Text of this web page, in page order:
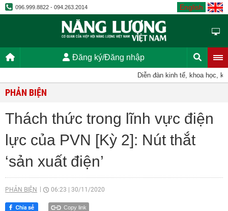
096.999.8822 - 094.263.2014 English
Đăng ký/Đăng nhập
Diễn đàn kinh tế, khoa học, kỹ
PHẢN BIỆN
Thách thức trong lĩnh vực điện
lực của PVN [Kỳ 2]: Nút thắt
‘sản xuất điện’
PHẢN BIỆN 06:23 30/11/2020
Copy link